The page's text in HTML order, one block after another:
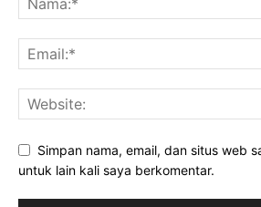
Simpan nama, email, dan situs web
untuk lain kali saya berkomentar.